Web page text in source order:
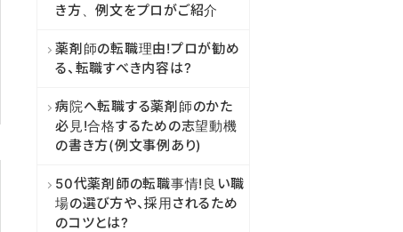
き方、例文をプロがご紹介
薬剤師の転職理由!プロが勧め
る、転職すべき内容は?
病院へ転職する薬剤師のかた
必見!合格するための志望動機
の書き方(例文事例あり)
50代薬剤師の転職事情!良い職
場の選び方や、採用されるため
のコツとは?